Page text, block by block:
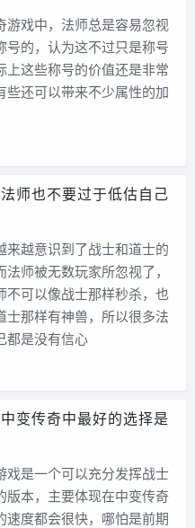
游戏中，法师总是容易忽视
号的，认为这不过只是称号
上这些称号的价值还是非常
些还可以带来不少属性的加
师也不要过于低估自己
来越意识到了战士和道士的
法师被无数玩家所忽视了，
不可以像战士那样秒杀，也
士那样有神兽，所以很多法
都是没有信心
变传奇中最好的选择是
戏是一个可以充分发挥战士
版本，主要体现在中变传奇
速度都会很快，哪怕是前期